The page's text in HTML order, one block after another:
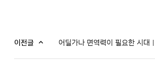
이전글